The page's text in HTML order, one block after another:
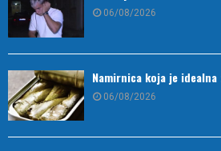
06/08/2026
Namirnica koja je
06/08/2026